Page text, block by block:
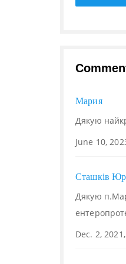
Мария
Дякую
June 10,
Сташків
Дякую
Dec. 2,